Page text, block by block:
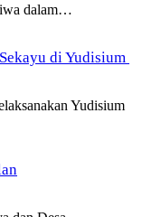
dalam…
di Yudisium
Yudisium